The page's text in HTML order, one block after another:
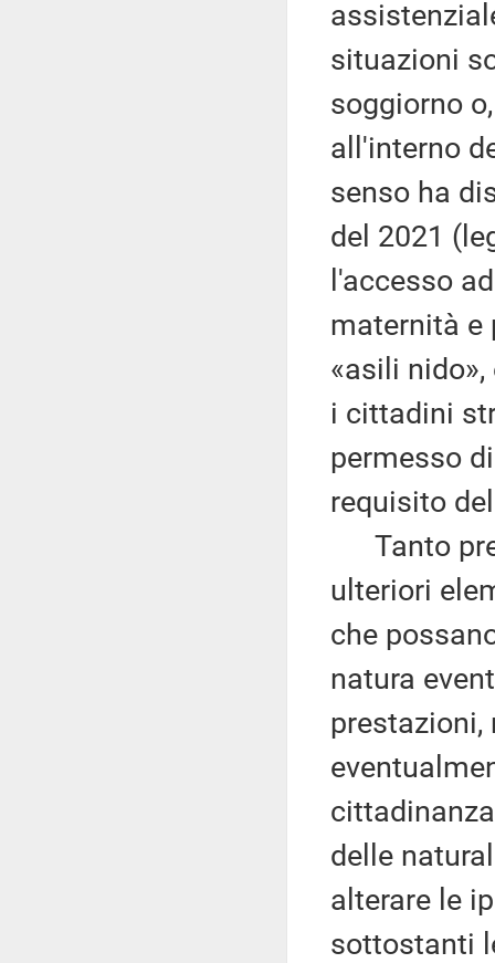
situazioni
soggiorno
all'interno
senso ha
del 2021
l'accesso
maternità e
«asili
i cittadini
permesso
requisito
Tanto
ulteriori
che
natura
delle
alterare le
sottostanti